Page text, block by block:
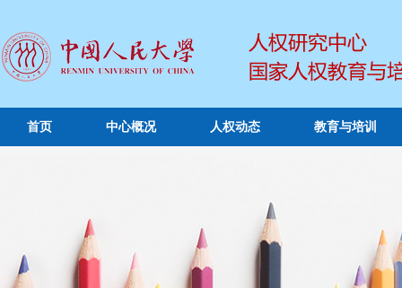
首页 中心概况 人权动态 教育与培训